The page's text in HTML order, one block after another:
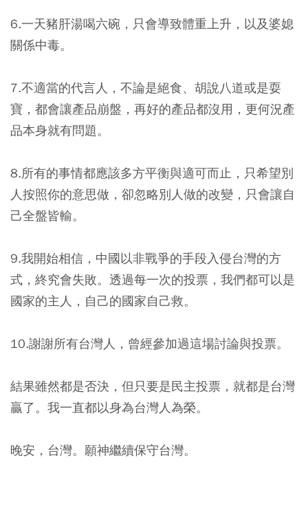
6.一天豬肝湯喝六碗，只會導致體重上升，以及婆媳
關係中毒。
7.不適當的代言人，不論是絕食、胡說八道或是耍
寶，都會讓產品崩盤，再好的產品都沒用，更何況產
品本身就有問題。
8.所有的事情都應該多方平衡與適可而止，只希望別
人按照你的意思做，卻忽略別人做的改變，只會讓自
己全盤皆輸。
9.我開始相信，中國以非戰爭的手段入侵台灣的方
式，終究會失敗。透過每一次的投票，我們都可以是
國家的主人，自己的國家自己救。
10.謝謝所有台灣人，曾經參加過這場討論與投票。
結果雖然都是否決，但只要是民主投票，就都是台灣
贏了。我一直都以身為台灣人為榮。
晚安，台灣。願神繼續保守台灣。